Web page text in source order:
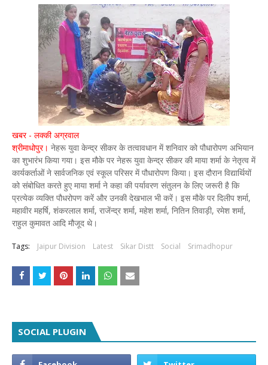
खबर - लक्की अग्रवाल
श्रीमाधोपुर। नेहरू युवा केन्द्र सीकर के तत्वावधान में शनिवार को पौधारोपण अभियान
का शुभारंभ किया गया। इस मौके पर नेहरू युवा केन्द्र सीकर की माया शर्मा के नेतृत्व में
कार्यकर्ताओं ने सार्वजनिक एवं स्कूल परिसर में पौधारोपण किया। इस दौरान विद्यार्थियों
को संबोधित करते हुए माया शर्मा ने कहा की पर्यावरण संतुलन के लिए जरूरी है कि
प्रत्येक व्यक्ति पौधरोपण करें और उनकी देखभाल भी करें। इस मौके पर दिलीप शर्मा,
महावीर महर्षि, शंकरलाल शर्मा, राजेंन्द्र शर्मा, महेश शर्मा, नितिन तिवाड़ी, रमेश शर्मा,
राहुल कुमावत आदि मौजूद थे।
Tags: Jaipur Division Latest Sikar Distt Social Srimadhopur
SOCIAL PLUGIN